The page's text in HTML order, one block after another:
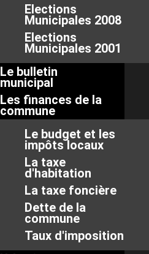
Elections
Municipales 2008
Elections
Municipales 2001
Le bulletin
municipal
Les finances de la
commune
Le budget et les
impôts locaux
La taxe
d'habitation
La taxe foncière
Dette de la
commune
Taux d'imposition